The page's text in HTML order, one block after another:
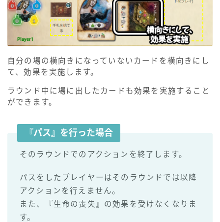
自分の場の横向きになっていないカードを横向きにし
て、効果を実施します。
ラウンド中に場に出したカードも効果を実施すること
ができます。
『パス』を行った場合
そのラウンドでのアクションを終了します。
パスをしたプレイヤーはそのラウンドでは以降
アクションを行えません。
また、『生命の喪失』の効果を受けなくなりま
す。